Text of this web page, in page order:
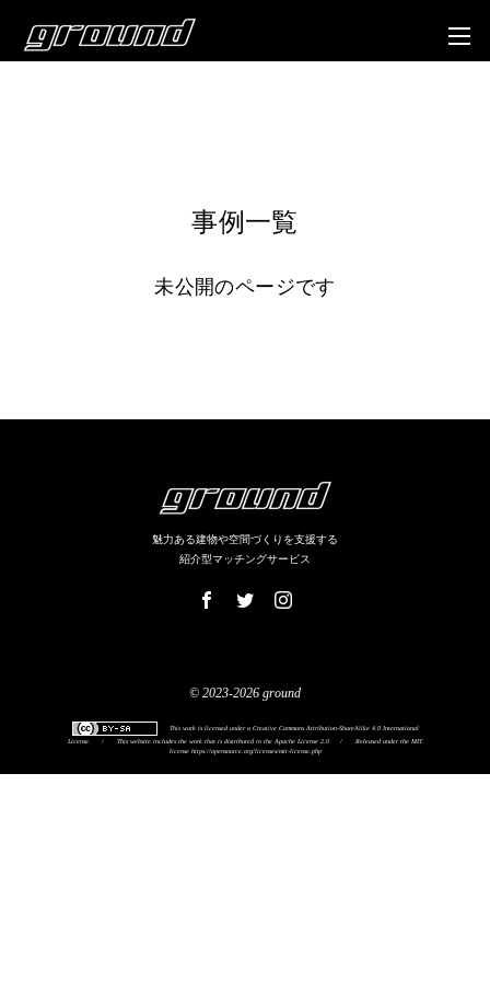
事例一覧
未公開のページです
魅力ある建物や空間づくりを支援する
紹介型マッチングサービス
© 2023-2026 ground
This work is licensed under a Creative Commons Attribution-ShareAlike 4.0 International
License / This website includes the work that is distributed in the Apache License 2.0 /
Released under the MIT
license https://opensource.org/licenses/mit-license.php